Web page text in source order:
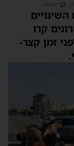
תגובות
קרו
לפני זמן קצר-